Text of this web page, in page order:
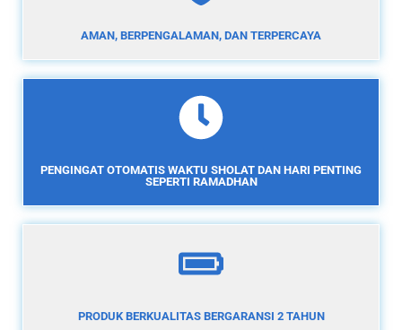
AMAN, BERPENGALAMAN, DAN TERPERCAYA
PENGINGAT OTOMATIS WAKTU SHOLAT DAN HARI PENTING
SEPERTI RAMADHAN
PRODUK BERKUALITAS BERGARANSI 2 TAHUN